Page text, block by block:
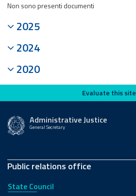
Non sono presenti documenti
2025
2024
2020
Evaluate this siteEvaluate this site
Administrative Justice
General Secretary
Public relations office
State Council